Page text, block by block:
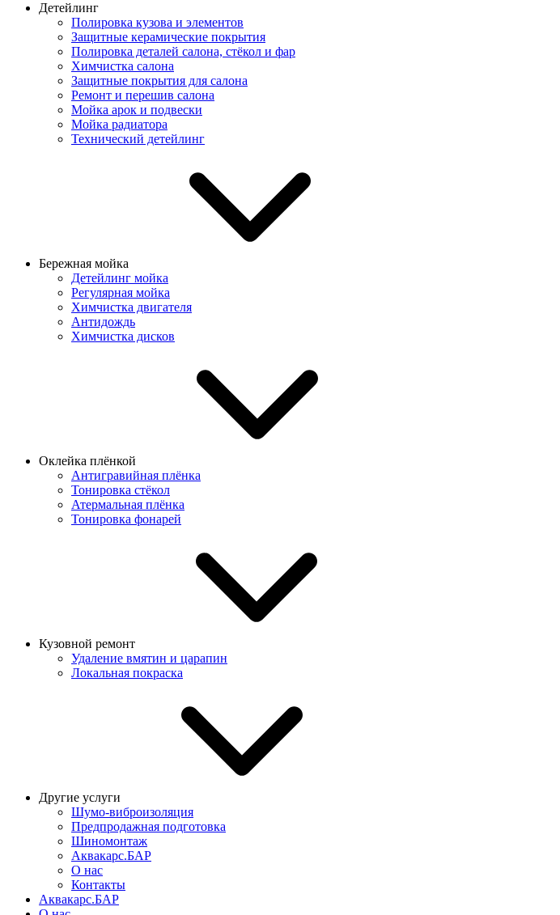
Детейлинг
Полировка кузова и элементов
Защитные керамические покрытия
Полировка деталей салона, стёкол и фар
Химчистка салона
Защитные покрытия для салона
Ремонт и перешив салона
Мойка арок и подвески
Мойка радиатора
Технический детейлинг
Бережная мойка
Детейлинг мойка
Регулярная мойка
Химчистка двигателя
Антидождь
Химчистка дисков
Оклейка плёнкой
Антигравийная плёнка
Тонировка стёкол
Атермальная плёнка
Тонировка фонарей
Кузовной ремонт
Удаление вмятин и царапин
Локальная покраска
Другие услуги
Шумо-виброизоляция
Предпродажная подготовка
Шиномонтаж
Аквакарс.БАР
О нас
Контакты
Аквакарс.БАР